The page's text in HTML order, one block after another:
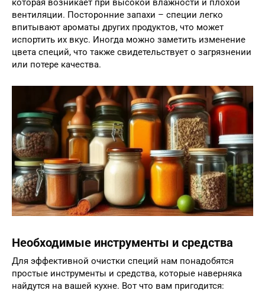
которая возникает при высокой влажности и плохой
вентиляции. Посторонние запахи – специи легко
впитывают ароматы других продуктов, что может
испортить их вкус. Иногда можно заметить изменение
цвета специй, что также свидетельствует о загрязнении
или потере качества.
Необходимые инструменты и средства
Для эффективной очистки специй нам понадобятся
простые инструменты и средства, которые наверняка
найдутся на вашей кухне. Вот что вам пригодится: